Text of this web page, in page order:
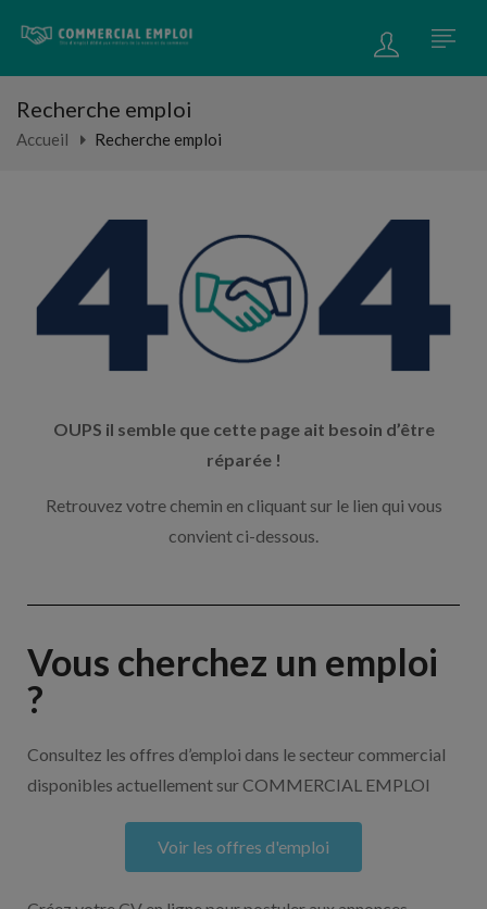
Recherche emploi
Accueil Recherche emploi
OUPS il semble que cette page ait besoin d’être
réparée !
Retrouvez votre chemin en cliquant sur le lien qui vous
convient ci-dessous.
Vous cherchez un emploi
?
Consultez les offres d’emploi dans le secteur commercial
disponibles actuellement sur COMMERCIAL EMPLOI
Voir les offres d'emploi